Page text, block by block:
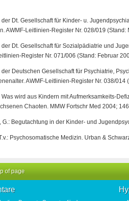
der Dt. Gesellschaft für Kinder- u.
AWMF-Leitlinien-Register Nr. 028/019 (Stand:
der Dt. Gesellschaft für Sozialpädiatrie und
Register Nr. 071/006 (Stand: Februar
der Deutschen Gesellschaft für Psychiatrie,
AWMF-Leitlinien-Register Nr. 038/014
Was wird aus Kindern mit Aufmerksamkeits-
Chaoten. MMW Fortschr Med 2004;
G.: Begutachtung in der Kinder- und
Psychosomatische Medizin. Urban &
of page